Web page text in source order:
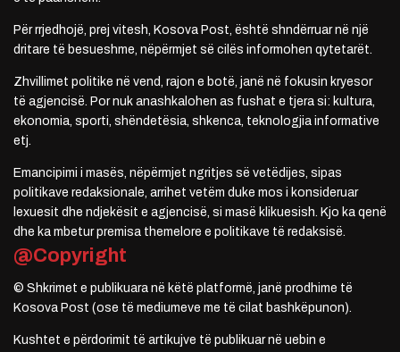
Për rrjedhojë, prej vitesh, Kosova Post, është shndërruar në një
dritare të besueshme, nëpërmjet së cilës informohen qytetarët.
Zhvillimet politike në vend, rajon e botë, janë në fokusin kryesor
të agjencisë. Por nuk anashkalohen as fushat e tjera si: kultura,
ekonomia, sporti, shëndetësia, shkenca, teknologjia informative
etj.
Emancipimi i masës, nëpërmjet ngritjes së vetëdijes, sipas
politikave redaksionale, arrihet vetëm duke mos i konsideruar
lexuesit dhe ndjekësit e agjencisë, si masë klikuesish. Kjo ka qenë
dhe ka mbetur premisa themelore e politikave të redaksisë.
@Copyright
© Shkrimet e publikuara në këtë platformë, janë prodhime të
Kosova Post (ose të mediumeve me të cilat bashkëpunon).
Kushtet e përdorimit të artikujve të publikuar në uebin e